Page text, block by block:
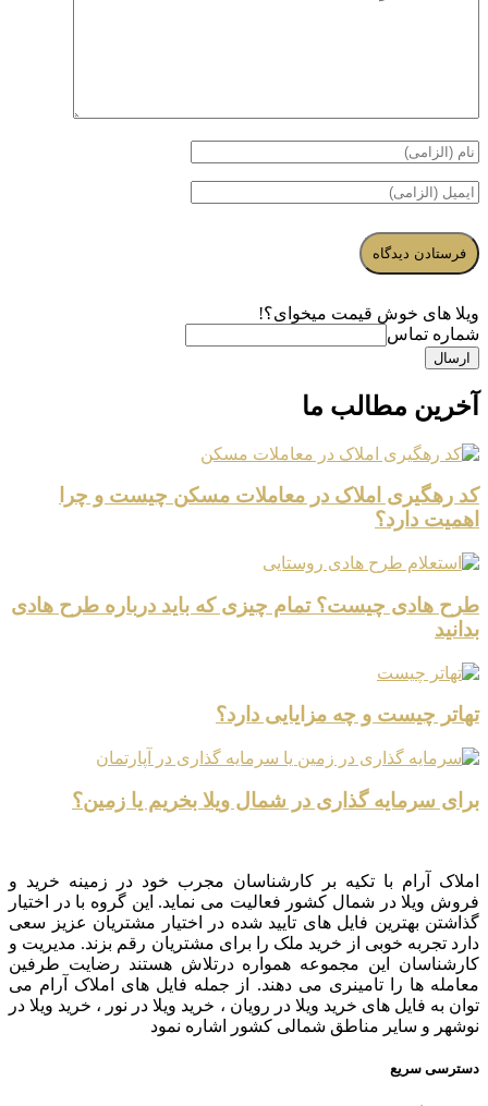
ویلا های خوش قیمت میخوای؟!
شماره تماس
ارسال
آخرین مطالب ما
کد رهگیری املاک در معاملات مسکن چیست و چرا
اهمیت دارد؟
طرح هادی چیست؟ تمام چیزی که باید درباره طرح هادی
بدانید
تهاتر چیست و چه مزایایی دارد؟
برای سرمایه گذاری در شمال ویلا بخریم یا زمین؟
املاک آرام با تکیه بر کارشناسان مجرب خود در زمینه خرید و
فروش ویلا در شمال کشور فعالیت می نماید. این گروه با در اختیار
گذاشتن بهترین فایل های تایید شده در اختیار مشتریان عزیز سعی
دارد تجربه خوبی از خرید ملک را برای مشتریان رقم بزند. مدیریت و
کارشناسان این مجموعه همواره درتلاش هستند رضایت طرفین
معامله ها را تامینری می دهند. از جمله فایل های املاک آرام می
توان به فایل های خرید ویلا در رویان ، خرید ویلا در نور ، خرید ویلا در
نوشهر و سایر مناطق شمالی کشور اشاره نمود
دسترسی سریع